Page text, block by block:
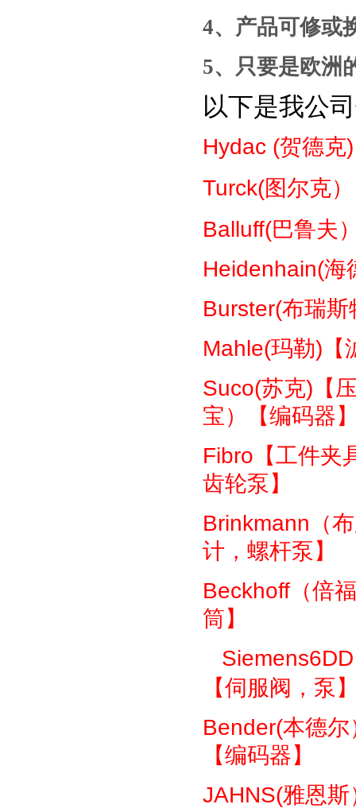
4、产品可修或
5、只要是欧洲
以下是我公
Hydac (贺德克
Turck(图尔克）
Balluff(巴鲁夫
Heidenhain(海
Burster(布瑞斯
Mahle(玛勒)
Suco(苏克) 【
宝）【编码器
Fibro 【工件
齿轮泵】
Brinkmann （
计，螺杆泵】
Beckhoff （倍
筒】
Siemens6DD
【伺服阀，泵
Bender(本德尔
【编码器】
JAHNS(雅恩斯